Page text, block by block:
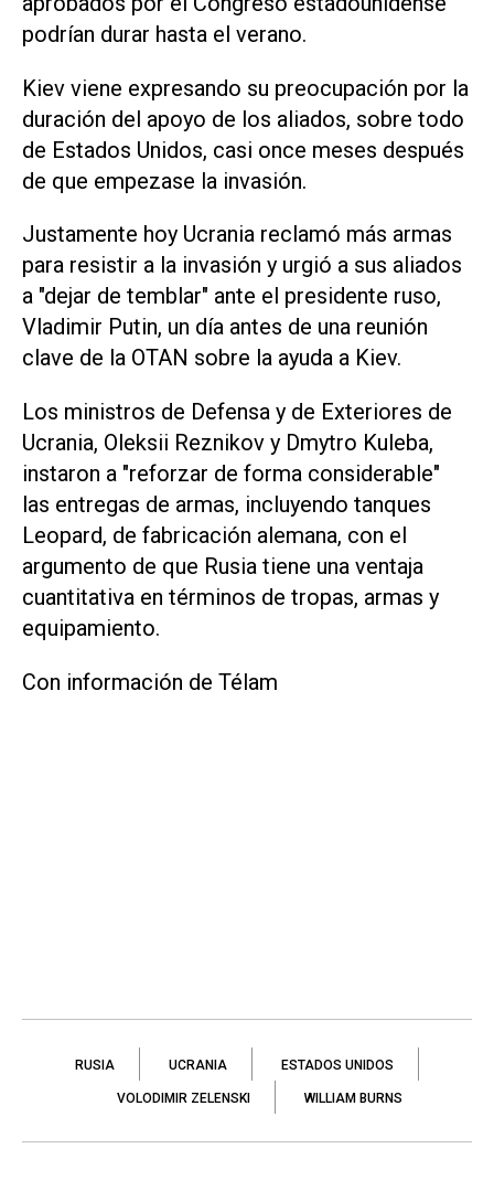
podrían durar hasta el verano.
Kiev viene expresando su preocupación por la
duración del apoyo de los aliados, sobre todo
de Estados Unidos, casi once meses después
de que empezase la invasión.
Justamente hoy Ucrania reclamó más armas
para resistir a la invasión y urgió a sus aliados
a "dejar de temblar" ante el presidente ruso,
Vladimir Putin, un día antes de una reunión
clave de la OTAN sobre la ayuda a Kiev.
Los ministros de Defensa y de Exteriores de
Ucrania, Oleksii Reznikov y Dmytro Kuleba,
instaron a "reforzar de forma considerable"
las entregas de armas, incluyendo tanques
Leopard, de fabricación alemana, con el
argumento de que Rusia tiene una ventaja
cuantitativa en términos de tropas, armas y
equipamiento.
Con información de Télam
RUSIA UCRANIA ESTADOS UNIDOS
VOLODIMIR ZELENSKI WILLIAM BURNS